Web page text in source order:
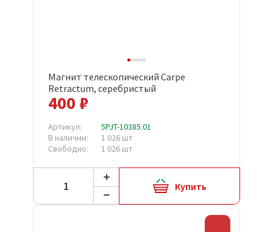
Магнит телескопический Carpe
Retractum, серебристый
400 ₽
Артикул:
5PJT-10385.01
В наличии:
1 026 шт
Свободно:
1 026 шт
Купить